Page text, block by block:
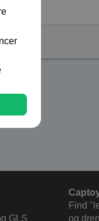
GLS
Find
og